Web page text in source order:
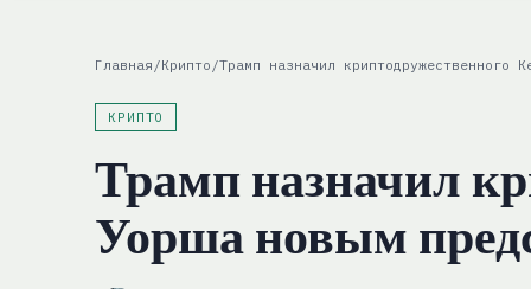
Главная /Крипто /Трамп назначил криптодружественного
КРИПТО
Трамп назначил
Уорша новым